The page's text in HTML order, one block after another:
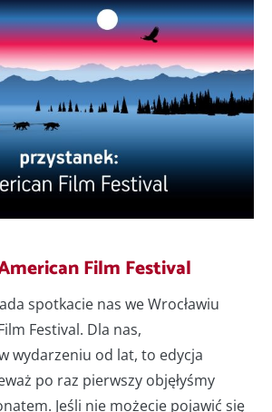
Film Festival
spotkacie nas we Wrocławiu
Festival. Dla nas,
wydarzeniu od lat, to edycja
po raz pierwszy objęłyśmy
Jeśli nie możecie pojawić się